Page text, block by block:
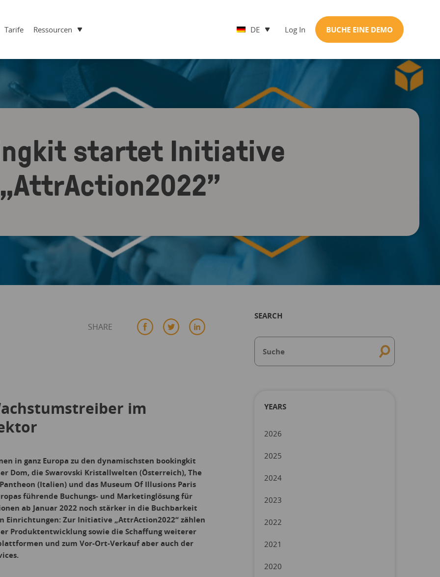
Tarife Ressourcen DE Log In BUCHE EINE DEMO
startet Initiative
„AttrAction2022”
SHARE
im
in ganz Europa zu den dynamischsten bookingkit
Dom, die Swarovski Kristallwelten (Österreich), The
(Italien) und das Museum Of Illusions Paris
führende Buchungs- und Marketinglösung für
ab Januar 2022 noch stärker in die Buchbarkeit
Zur Initiative „AttrAction2022“ zählen
Produktentwicklung sowie die Schaffung weiterer
und zum Vor-Ort-Verkauf aber auch der
SEARCH
YEARS
2026
2025
2024
2023
2022
2021
2020